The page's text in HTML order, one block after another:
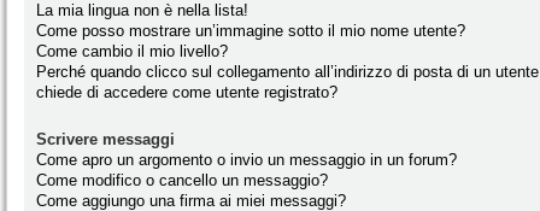
La mia lingua non è nella lista!
Come posso mostrare un’immagine sotto il mio nome utente?
Come cambio il mio livello?
Perché quando clicco sul collegamento all’indirizzo di posta di un
chiede di accedere come utente registrato?
Scrivere messaggi
Come apro un argomento o invio un messaggio in un forum?
Come modifico o cancello un messaggio?
Come aggiungo una firma ai miei messaggi?